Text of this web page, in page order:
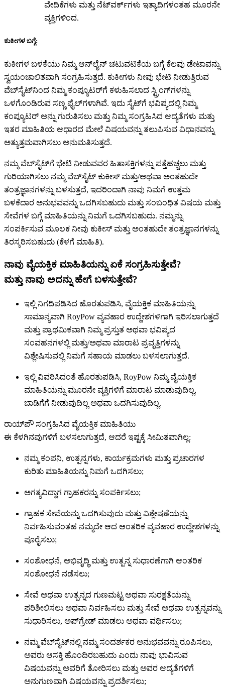
ವೇದಿಕೆಗಳು ಮತ್ತು ನೆಟ್‌ವರ್ಕ್‌ಗಳು ಇತ್ಯಾದಿಗಳಂತಹ ಮೂರನೇ
ವ್ಯಕ್ತಿಗಳಿಂದ.
ಕುಕೀಗಳ ಬಗ್ಗೆ:
ಕುಕೀಗಳ ಬಳಕೆಯು ನಿಮ್ಮ ಆನ್‌ಲೈನ್ ಚಟುವಟಿಕೆಯ ಬಗ್ಗೆ ಕೆಲವು ಡೇಟಾವನ್ನು
ಸ್ವಯಂಚಾಲಿತವಾಗಿ ಸಂಗ್ರಹಿಸುತ್ತದೆ. ಕುಕೀಗಳು ನೀವು ಭೇಟಿ ನೀಡುತ್ತಿರುವ
ವೆಬ್‌ಸೈಟ್‌ನಿಂದ ನಿಮ್ಮ ಕಂಪ್ಯೂಟರ್‌ಗೆ ಕಳುಹಿಸಲಾದ ಸ್ಟ್ರಿಂಗ್‌ಗಳನ್ನು
ಒಳಗೊಂಡಿರುವ ಸಣ್ಣ ಫೈಲ್‌ಗಳಾಗಿವೆ. ಇದು ಸೈಟ್‌ಗೆ ಭವಿಷ್ಯದಲ್ಲಿ ನಿಮ್ಮ
ಕಂಪ್ಯೂಟರ್ ಅನ್ನು ಗುರುತಿಸಲು ಮತ್ತು ನಿಮ್ಮ ಸಂಗ್ರಹಿಸಿದ ಆದ್ಯತೆಗಳು ಮತ್ತು
ಇತರ ಮಾಹಿತಿಯ ಆಧಾರದ ಮೇಲೆ ವಿಷಯವನ್ನು ತಲುಪಿಸುವ ವಿಧಾನವನ್ನು
ಅತ್ಯುತ್ತಮವಾಗಿಸಲು ಅನುಮತಿಸುತ್ತದೆ.
ನಮ್ಮ ವೆಬ್‌ಸೈಟ್‌ಗೆ ಭೇಟಿ ನೀಡುವವರ ಹಿತಾಸಕ್ತಿಗಳನ್ನು ಪತ್ತೆಹಚ್ಚಲು ಮತ್ತು
ಗುರಿಯಾಗಿಸಲು ನಮ್ಮ ವೆಬ್‌ಸೈಟ್ ಕುಕೀಸ್ ಮತ್ತು/ಅಥವಾ ಅಂತಹುದೇ
ತಂತ್ರಜ್ಞಾನಗಳನ್ನು ಬಳಸುತ್ತದೆ, ಇದರಿಂದಾಗಿ ನಾವು ನಿಮಗೆ ಉತ್ತಮ
ಬಳಕೆದಾರ ಅನುಭವವನ್ನು ಒದಗಿಸಬಹುದು ಮತ್ತು ಸಂಬಂಧಿತ ವಿಷಯ ಮತ್ತು
ಸೇವೆಗಳ ಬಗ್ಗೆ ಮಾಹಿತಿಯನ್ನು ನಿಮಗೆ ಒದಗಿಸಬಹುದು. ನಮ್ಮನ್ನು
ಸಂಪರ್ಕಿಸುವ ಮೂಲಕ ನೀವು ಕುಕೀಸ್ ಮತ್ತು ಅಂತಹುದೇ ತಂತ್ರಜ್ಞಾನಗಳನ್ನು
ತಿರಸ್ಕರಿಸಬಹುದು (ಕೆಳಗೆ ಮಾಹಿತಿ).
ನಾವು ವೈಯಕ್ತಿಕ ಮಾಹಿತಿಯನ್ನು ಏಕೆ ಸಂಗ್ರಹಿಸುತ್ತೇವೆ?
ಮತ್ತು ನಾವು ಅದನ್ನು ಹೇಗೆ ಬಳಸುತ್ತೇವೆ?
ಇಲ್ಲಿ ನಿಗದಿಪಡಿಸಿದ ಹೊರತುಪಡಿಸಿ, ವೈಯಕ್ತಿಕ ಮಾಹಿತಿಯನ್ನು
ಸಾಮಾನ್ಯವಾಗಿ RoyPow ವ್ಯವಹಾರ ಉದ್ದೇಶಗಳಿಗಾಗಿ ಇರಿಸಲಾಗುತ್ತದೆ
ಮತ್ತು ಪ್ರಾಥಮಿಕವಾಗಿ ನಿಮ್ಮ ಪ್ರಸ್ತುತ ಅಥವಾ ಭವಿಷ್ಯದ
ಸಂವಹನಗಳಲ್ಲಿ ಮತ್ತು/ಅಥವಾ ಮಾರಾಟ ಪ್ರವೃತ್ತಿಗಳನ್ನು
ವಿಶ್ಲೇಷಿಸುವಲ್ಲಿ ನಿಮಗೆ ಸಹಾಯ ಮಾಡಲು ಬಳಸಲಾಗುತ್ತದೆ.
ಇಲ್ಲಿ ವಿವರಿಸಿದಂತೆ ಹೊರತುಪಡಿಸಿ, RoyPow ನಿಮ್ಮ ವೈಯಕ್ತಿಕ
ಮಾಹಿತಿಯನ್ನು ಮೂರನೇ ವ್ಯಕ್ತಿಗಳಿಗೆ ಮಾರಾಟ ಮಾಡುವುದಿಲ್ಲ,
ಬಾಡಿಗೆಗೆ ನೀಡುವುದಿಲ್ಲ ಅಥವಾ ಒದಗಿಸುವುದಿಲ್ಲ.
ರಾಯ್‌ಪೌ ಸಂಗ್ರಹಿಸಿದ ವೈಯಕ್ತಿಕ ಮಾಹಿತಿಯು
ಈ ಕೆಳಗಿನವುಗಳಿಗೆ ಬಳಸಲಾಗುತ್ತದೆ, ಆದರೆ ಇಷ್ಟಕ್ಕೆ ಸೀಮಿತವಾಗಿಲ್ಲ:
ನಮ್ಮ ಕಂಪನಿ, ಉತ್ಪನ್ನಗಳು, ಕಾರ್ಯಕ್ರಮಗಳು ಮತ್ತು ಪ್ರಚಾರಗಳ
ಕುರಿತು ಮಾಹಿತಿಯನ್ನು ನಿಮಗೆ ಒದಗಿಸಲು;
ಅಗತ್ಯವಿದ್ದಾಗ ಗ್ರಾಹಕರನ್ನು ಸಂಪರ್ಕಿಸಲು;
ಗ್ರಾಹಕ ಸೇವೆಯನ್ನು ಒದಗಿಸುವುದು ಮತ್ತು ವಿಶ್ಲೇಷಣೆಯನ್ನು
ನಿರ್ವಹಿಸುವಂತಹ ನಮ್ಮದೇ ಆದ ಆಂತರಿಕ ವ್ಯವಹಾರ ಉದ್ದೇಶಗಳನ್ನು
ಪೂರೈಸಲು;
ಸಂಶೋಧನೆ, ಅಭಿವೃದ್ಧಿ ಮತ್ತು ಉತ್ಪನ್ನ ಸುಧಾರಣೆಗಾಗಿ ಆಂತರಿಕ
ಸಂಶೋಧನೆ ನಡೆಸಲು;
ಸೇವೆ ಅಥವಾ ಉತ್ಪನ್ನದ ಗುಣಮಟ್ಟ ಅಥವಾ ಸುರಕ್ಷತೆಯನ್ನು
ಪರಿಶೀಲಿಸಲು ಅಥವಾ ನಿರ್ವಹಿಸಲು ಮತ್ತು ಸೇವೆ ಅಥವಾ ಉತ್ಪನ್ನವನ್ನು
ಸುಧಾರಿಸಲು, ಅಪ್‌ಗ್ರೇಡ್ ಮಾಡಲು ಅಥವಾ ವರ್ಧಿಸಲು;
ನಮ್ಮ ವೆಬ್‌ಸೈಟ್‌ನಲ್ಲಿ ನಮ್ಮ ಸಂದರ್ಶಕರ ಅನುಭವವನ್ನು ರೂಪಿಸಲು,
ಅವರು ಆಸಕ್ತಿ ಹೊಂದಿರಬಹುದು ಎಂದು ನಾವು ಭಾವಿಸುವ
ವಿಷಯವನ್ನು ಅವರಿಗೆ ತೋರಿಸಲು ಮತ್ತು ಅವರ ಆದ್ಯತೆಗಳಿಗೆ
ಅನುಗುಣವಾಗಿ ವಿಷಯವನ್ನು ಪ್ರದರ್ಶಿಸಲು;